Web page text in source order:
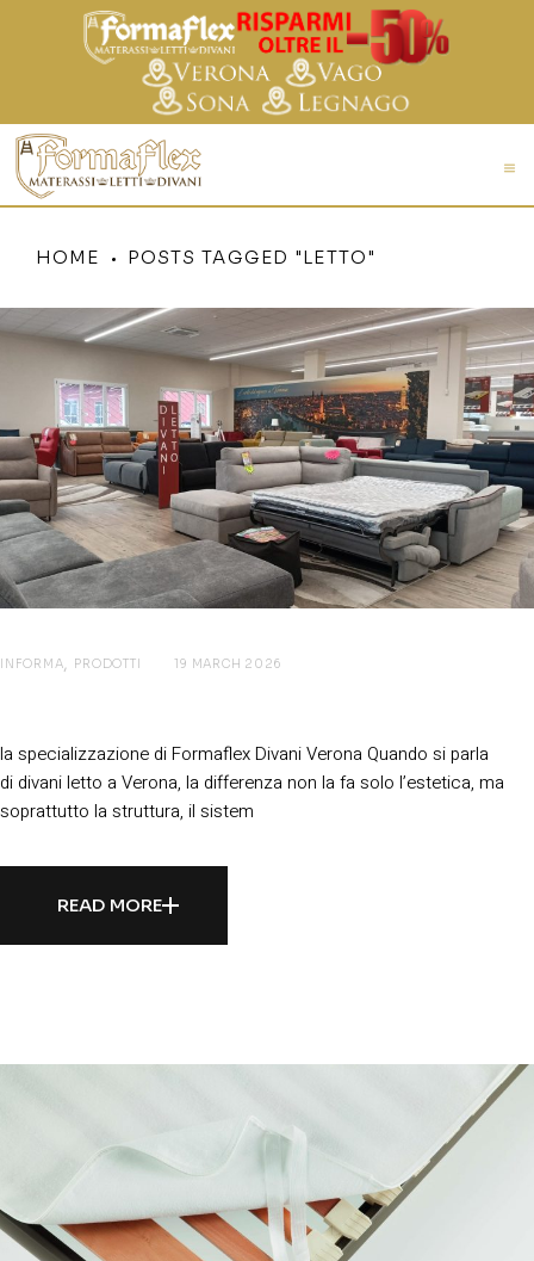
HOME POSTS TAGGED "LETTO"
INFORMA PRODOTTI 19 MARCH 2026
la specializzazione di Formaflex Divani Verona Quando si parla
di divani letto a Verona, la differenza non la fa solo l’estetica, ma
soprattutto la struttura, il sistem
READ MORE